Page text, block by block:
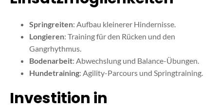
Springreiten: Aufbau kleinerer Hindernisse.
Longieren: Training für den Rücken und den
Gangrhythmus.
Bodenarbeit: Abwechslung und Balance-Übungen.
Hundetraining: Agility-Parcours und Springtraining.
Investition in